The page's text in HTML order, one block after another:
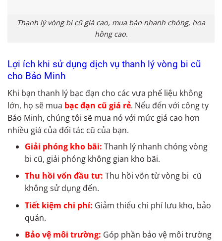
Thanh lý vòng bi cũ giá cao, mua bán nhanh chóng, hoa
hồng cao.
Lợi ích khi sử dụng dịch vụ thanh lý vòng bi cũ
cho Bảo Minh
Khi bạn thanh lý bạc đạn cho các vựa phế liệu không
lớn, họ sẽ mua bạc đạn cũ giá rẻ. Nếu đến với công ty
Bảo Minh, chúng tôi sẽ mua nó với mức giá cao hơn
nhiều giá của đối tác cũ của bạn.
Giải phóng kho bãi: Thanh lý nhanh chóng vòng
bi cũ, giải phóng không gian kho bãi.
Thu hồi vốn đầu tư: Thu hồi vốn từ vòng bi cũ
không sử dụng đến.
Tiết kiệm chi phí: Giảm thiểu chi phí lưu kho, bảo
quản.
Bảo vệ môi trường: Góp phần bảo vệ môi trường